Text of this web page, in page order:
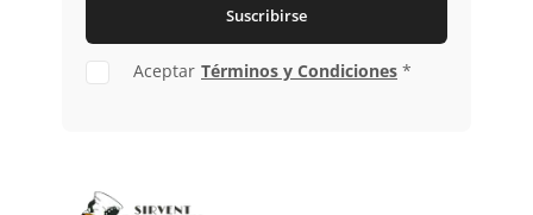
Suscribirse
Aceptar Términos y Condiciones *